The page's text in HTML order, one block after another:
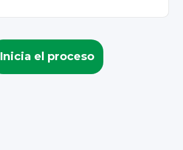
Inicia el proceso